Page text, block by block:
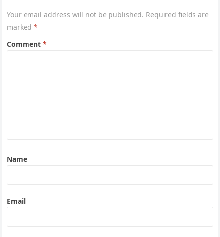
Your email address will not be published. Required fields are
marked*
Comment*
Name
Email